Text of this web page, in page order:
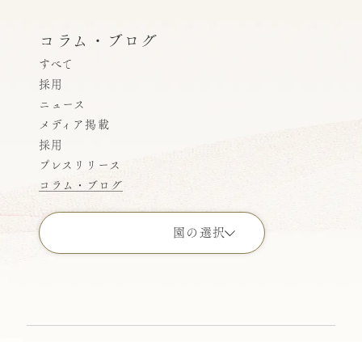
コラム・ブログ
すべて
採用
ニュース
メディア掲載
採用
プレスリリース
コラム・ブログ
園の選択
こどもの園りとるぱんぷきんず